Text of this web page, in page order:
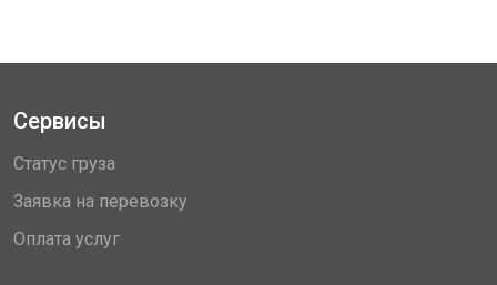
Сервисы
Статус груза
Заявка на перевозку
Оплата услуг